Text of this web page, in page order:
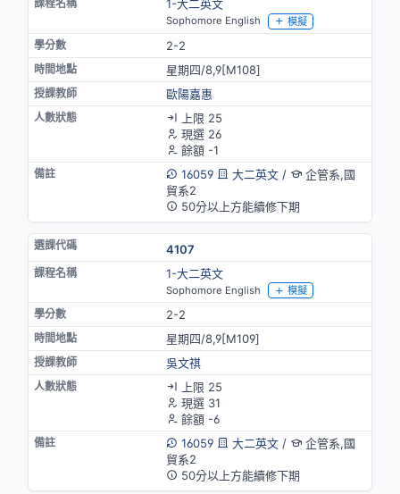
1-大二英文
Sophomore English 模擬
2-2
星期四/8,9[M108]
歐陽嘉惠
上限 25
現選 26
餘額 -1
16059
大二英文/
企管系,國
貿系2
50分以上方能續修下期
4107
1-大二英文
Sophomore English 模擬
2-2
星期四/8,9[M109]
吳文祺
上限 25
現選 31
餘額 -6
16059
大二英文/
企管系,國
貿系2
50分以上方能續修下期